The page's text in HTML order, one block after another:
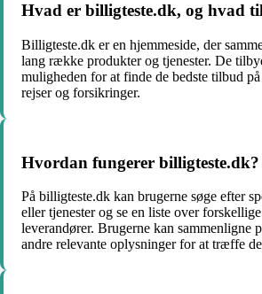
Hvad er billigteste.dk, og hvad
Billigteste.dk er en hjemmeside, der
lang række produkter og tjenester. De
muligheden for at finde de bedste tilbud
rejser og forsikringer.
Hvordan fungerer billigteste.dk?
På billigteste.dk kan brugerne søge efter
eller tjenester og se en liste over
leverandører. Brugerne kan sammenligne
andre relevante oplysninger for at træffe